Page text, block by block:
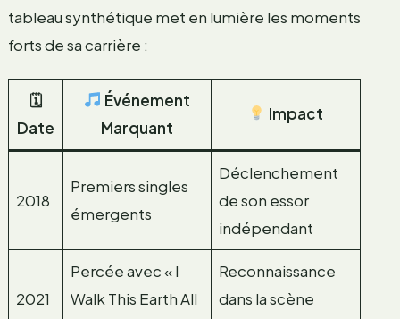
tableau synthétique met en lumière les moments
forts de sa carrière :
🗓
Date
Événement
Marquant
Impact
2018
Premiers singles
émergents
Déclenchement
de son essor
indépendant
2021
Percée avec « I
Walk This Earth All
Reconnaissance
dans la scène